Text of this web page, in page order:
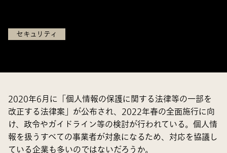
セキュリティ
2020年6月に「個人情報の保護に関する法律等の一部を
改正する法律案」が公布され、2022年春の全面施行に向
け、政令やガイドライン等の検討が行われている。個人情
報を扱うすべての事業者が対象になるため、対応を協議し
ている企業も多いのではないだろうか。